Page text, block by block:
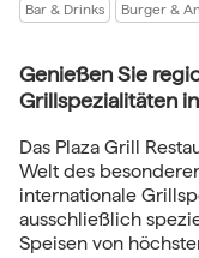
Bar & Drinks Burger &
Genießen Sie
Grillspezialitäten
Das Plaza Grill
Welt des
internationale
ausschließlich
Speisen von